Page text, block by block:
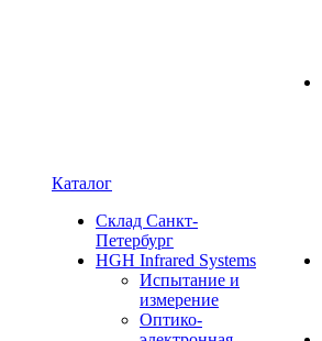
Каталог
Cклад Санкт-
Петербург
HGH Infrared Systems
Испытание и
измерение
Оптико-